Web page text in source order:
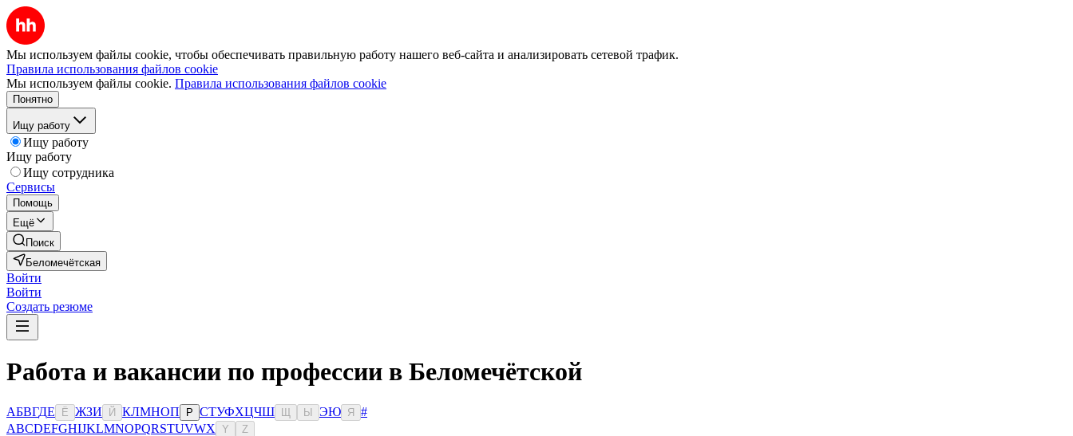
Мы используем файлы cookie, чтобы обеспечивать правильную работу нашего веб-сайта и анализировать сетевой трафик.
Правила использования файлов cookie
Мы используем файлы cookie. Правила использования файлов cookie
Понятно
Ищу работу
Ищу работу
Ищу работу
Ищу сотрудника
Сервисы
Помощь
Ещё
Поиск
Беломечётская
Войти
Войти
Создать резюме
Работа и вакансии по профессии в Беломечётской
АБВГДЕ Ё ЖЗИ Й КЛМНОП Р СТУФХЦЧШ Ы ЭЮ Я
#
ABCDEFGHIJKLMNOPQRSTUVWX Y Z